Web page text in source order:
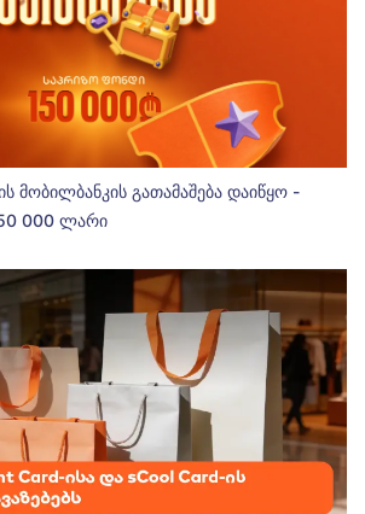
მობილბანკის გათამაშება დაიწყო -
000 ლარი